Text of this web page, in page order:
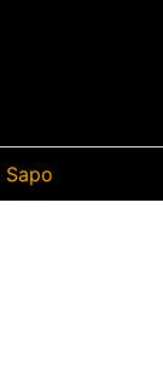
Sapo